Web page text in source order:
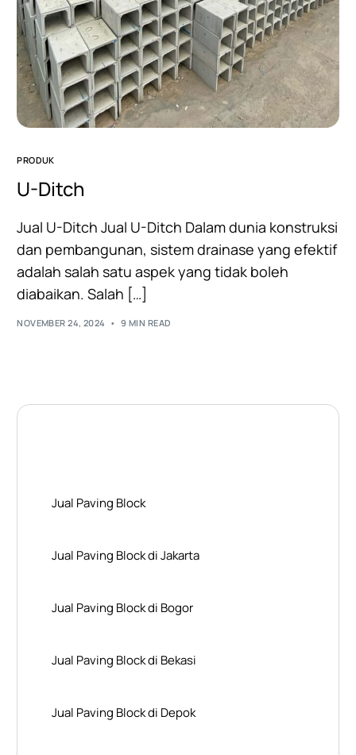
PRODUK
U-Ditch
Jual U-Ditch Jual U-Ditch Dalam dunia konstruksi
dan pembangunan, sistem drainase yang efektif
adalah salah satu aspek yang tidak boleh
diabaikan. Salah […]
NOVEMBER 24, 2024 9 MIN READ
Jual Paving Block
Jual Paving Block di Jakarta
Jual Paving Block di Bogor
Jual Paving Block di Bekasi
Jual Paving Block di Depok